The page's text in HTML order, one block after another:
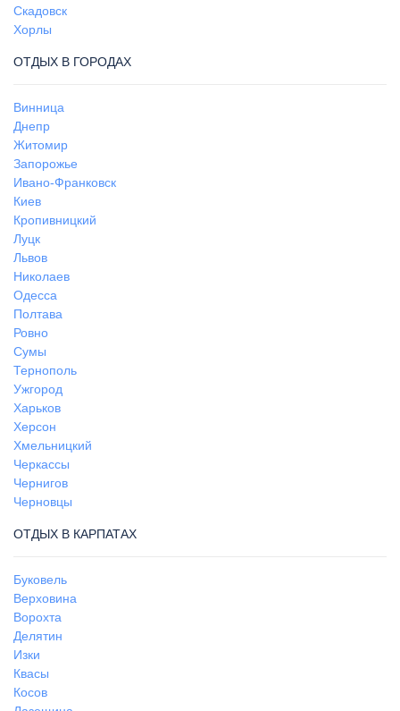
Скадовск
Хорлы
ОТДЫХ В ГОРОДАХ
Винница
Днепр
Житомир
Запорожье
Ивано-Франковск
Киев
Кропивницкий
Луцк
Львов
Николаев
Одесса
Полтава
Ровно
Сумы
Тернополь
Ужгород
Харьков
Херсон
Хмельницкий
Черкассы
Чернигов
Черновцы
ОТДЫХ В КАРПАТАХ
Буковель
Верховина
Ворохта
Делятин
Изки
Квасы
Косов